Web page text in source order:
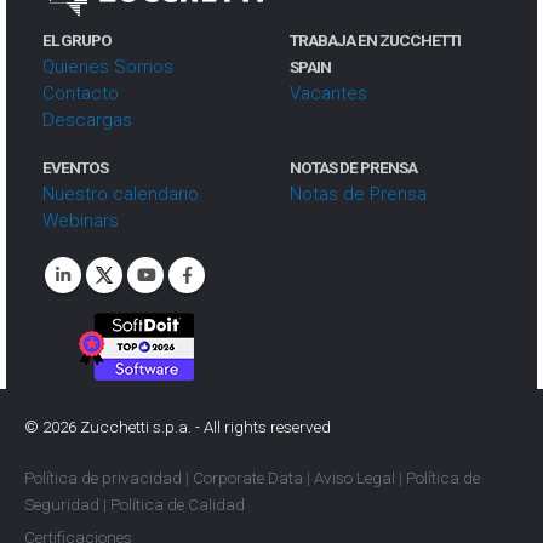
EL GRUPO
Quienes Somos
Contacto
Descargas
TRABAJA EN ZUCCHETTI
SPAIN
Vacantes
EVENTOS
Nuestro calendario
Webinars
NOTAS DE PRENSA
Notas de Prensa
© 2026 Zucchetti s.p.a. - All rights reserved
Política de privacidad | Corporate Data | Aviso Legal | Política de
Seguridad | Política de Calidad
Certificaciones